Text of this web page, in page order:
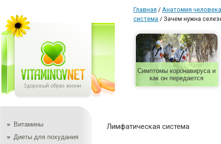
Главная / Aнатомия человека
система / Зачем нужна
Симптомы коронавируса и
как он передается
Витамины
Диеты для похудания
Лимфатическая система